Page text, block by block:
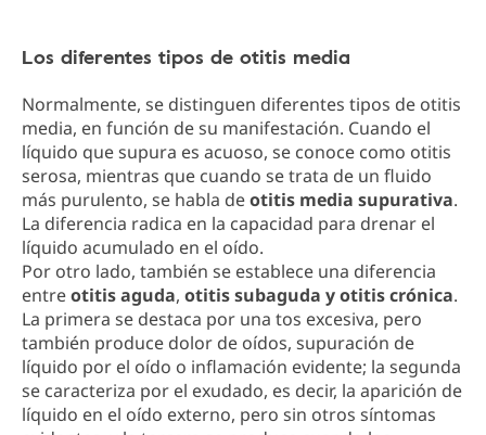
Los diferentes tipos de otitis media
Normalmente, se distinguen diferentes tipos de otitis
media, en función de su manifestación. Cuando el
líquido que supura es acuoso, se conoce como otitis
serosa, mientras que cuando se trata de un fluido
más purulento, se habla deotitis media supurativa.
La diferencia radica en la capacidad para drenar el
líquido acumulado en el oído.
Por otro lado, también se establece una diferencia
entreotitis aguda, otitis subaguda y otitis crónica.
La primera se destaca por una tos excesiva, pero
también produce dolor de oídos, supuración de
líquido por el oído o inflamación evidente; la segunda
se caracteriza por el exudado, es decir, la aparición de
líquido en el oído externo, pero sin otros síntomas